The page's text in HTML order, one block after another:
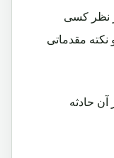
نظر کسی
نکته مقدماتی
حادثه